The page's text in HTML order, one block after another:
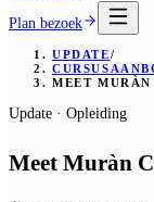
Plan bezoek
UPDATE/
MEET
Update · Opleiding
Meet Muràn